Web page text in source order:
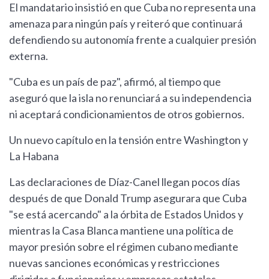
El mandatario insistió en que Cuba no representa una
amenaza para ningún país y reiteró que continuará
defendiendo su autonomía frente a cualquier presión
externa.
"Cuba es un país de paz", afirmó, al tiempo que
aseguró que la isla no renunciará a su independencia
ni aceptará condicionamientos de otros gobiernos.
Un nuevo capítulo en la tensión entre Washington y
La Habana
Las declaraciones de Díaz-Canel llegan pocos días
después de que Donald Trump asegurara que Cuba
"se está acercando" a la órbita de Estados Unidos y
mientras la Casa Blanca mantiene una política de
mayor presión sobre el régimen cubano mediante
nuevas sanciones económicas y restricciones